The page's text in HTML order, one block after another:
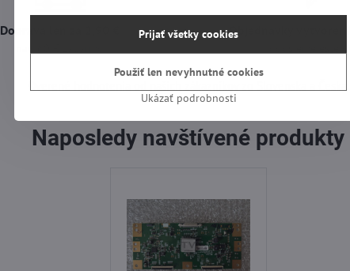
Doprava len za 2,90 € Objednávky
odošleme ešte
Naposledy navštívené produkty
Ukázať podrobnosti
Prijať všetky cookies
Použiť len nevyhnutné cookies